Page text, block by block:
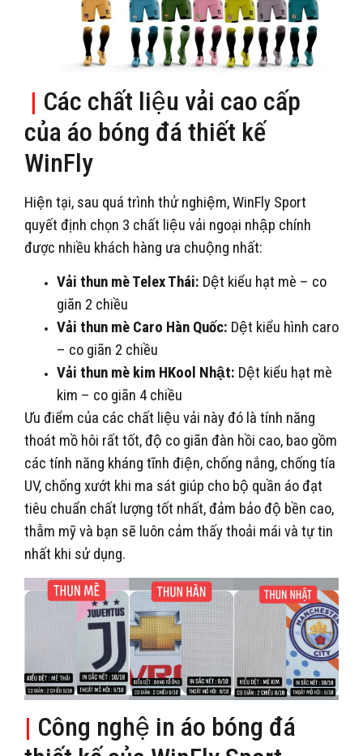
| Các chất liệu vải cao cấp
của áo bóng đá thiết kế
WinFly
Hiện tại, sau quá trình thử nghiệm, WinFly Sport
quyết định chọn 3 chất liệu vải ngoại nhập chính
được nhiều khách hàng ưa chuộng nhất:
Vải thun mè Telex Thái: Dệt kiểu hạt mè – co
giãn 2 chiều
Vải thun mè Caro Hàn Quốc: Dệt kiểu hình caro
– co giãn 2 chiều
Vải thun mè kim HKool Nhật: Dệt kiểu hạt mè
kim – co giãn 4 chiều
Ưu điểm của các chất liệu vải này đó là tính năng
thoát mồ hôi rất tốt, độ co giãn đàn hồi cao, bao gồm
các tính năng kháng tĩnh điện, chống nắng, chống tía
UV, chống xướt khi ma sát giúp cho bộ quần áo đạt
tiêu chuẩn chất lượng tốt nhất, đảm bảo độ bền cao,
thẫm mỹ và bạn sẽ luôn cảm thấy thoải mái và tự tin
nhất khi sử dụng.
| Công nghệ in áo bóng đá